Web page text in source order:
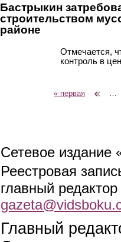
Бастрыкин
строительством
районе
Отмечается,
контроль в
« первая
Сетевое издание
Реестровая
главный
Главный